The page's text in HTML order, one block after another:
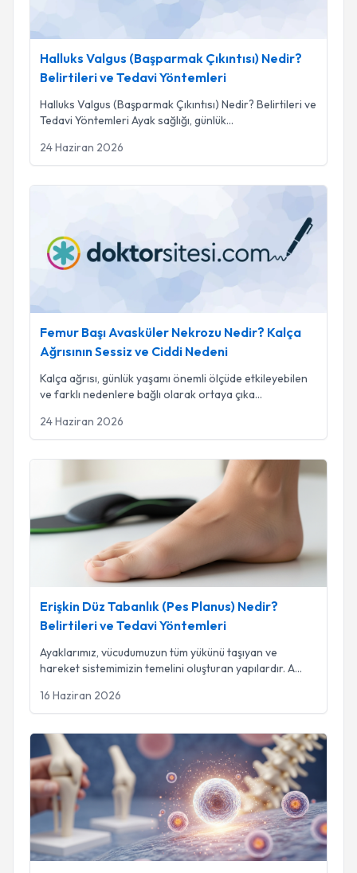
Halluks Valgus (Başparmak Çıkıntısı) Nedir?
Belirtileri ve Tedavi Yöntemleri
Halluks Valgus (Başparmak Çıkıntısı) Nedir? Belirtileri ve
Tedavi Yöntemleri Ayak sağlığı, günlük...
24 Haziran 2026
Femur Başı Avasküler Nekrozu Nedir? Kalça
Ağrısının Sessiz ve Ciddi Nedeni
Kalça ağrısı, günlük yaşamı önemli ölçüde etkileyebilen
ve farklı nedenlere bağlı olarak ortaya çıka...
24 Haziran 2026
Erişkin Düz Tabanlık (Pes Planus) Nedir? Belirtileri ve
Erişkin Düz Tabanlık (Pes Planus) Nedir?
Belirtileri ve Tedavi Yöntemleri
Ayaklarımız, vücudumuzun tüm yükünü taşıyan ve
hareket sistemimizin temelini oluşturan yapılardır. A...
16 Haziran 2026
Eksozom Tedavisi Nedir? Ortopedide Yenileyici Tıbbın Yeni